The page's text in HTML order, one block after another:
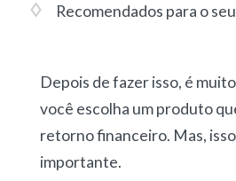
Recomendados para o
Depois de fazer isso, é
você escolha um produto
retorno financeiro. Mas, isso
importante.